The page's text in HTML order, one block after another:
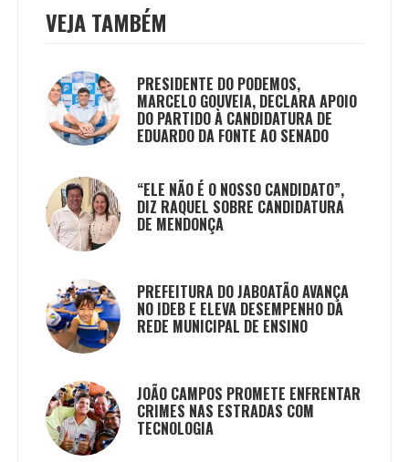
VEJA TAMBÉM
PRESIDENTE DO PODEMOS,
MARCELO GOUVEIA, DECLARA APOIO
DO PARTIDO À CANDIDATURA DE
EDUARDO DA FONTE AO SENADO
“ELE NÃO É O NOSSO CANDIDATO”,
DIZ RAQUEL SOBRE CANDIDATURA
DE MENDONÇA
PREFEITURA DO JABOATÃO AVANÇA
NO IDEB E ELEVA DESEMPENHO DA
REDE MUNICIPAL DE ENSINO
JOÃO CAMPOS PROMETE ENFRENTAR
CRIMES NAS ESTRADAS COM
TECNOLOGIA